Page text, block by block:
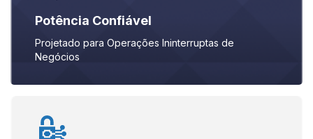
Potência Confiável
Projetado para Operações Ininterruptas de
Negócios